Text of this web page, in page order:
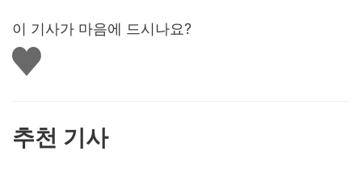
이 기사가 마음에 드시나요?
좋
아
추천 기사